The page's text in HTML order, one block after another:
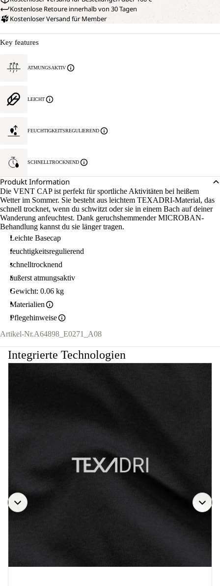
Kostenlose Retoure innerhalb von 30 Tagen
Kostenloser Versand für Member
Key features
ATMUNGSAKTIV
LEICHT
FEUCHTIGKEITSREGULIEREND
SCHNELLTROCKNEND
Produkt Information
Die VENT CAP ist perfekt für sportliche Aktivitäten bei heißem
Wetter im Sommer. Sie besteht aus leichtem TEXADRI-Material, das
schnell trocknet, wenn du schwitzt oder sie in einem Bach auf deiner
Wanderung anfeuchtest. Dank geruchshemmender MICROBAN-
Behandlung kannst du sie länger tragen.
Leichte Basecap
feuchtigkeitsregulierend
schnelltrocknend
äußerst atmungsaktiv
Gewicht: 0.06 kg
Materialien
Pflegehinweise
Artikel-Nr.A64898_E0271_A08
Integrierte Technologien